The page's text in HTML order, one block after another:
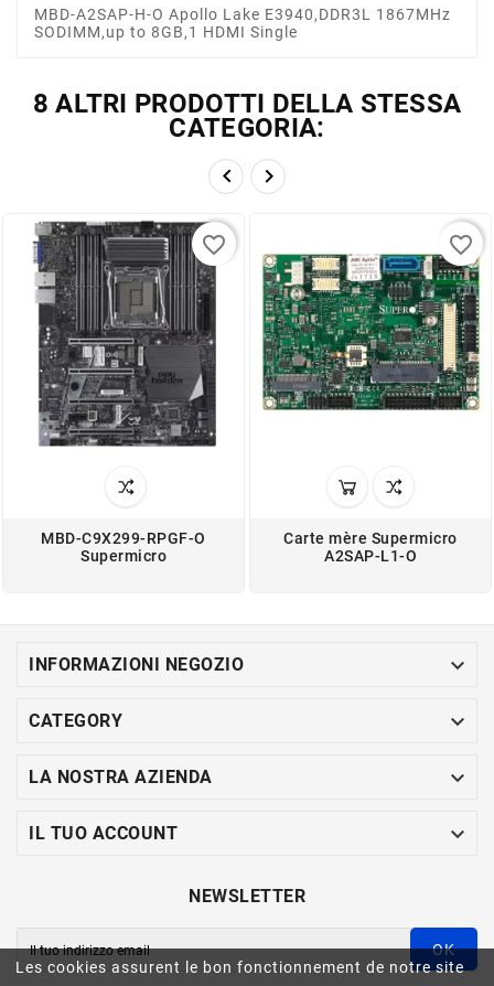
Les cookies assurent le bon fonctionnement de notre site
MBD-A2SAP-H-O Apollo Lake E3940,DDR3L 1867MHz
SODIMM,up to 8GB,1 HDMI Single
8 ALTRI PRODOTTI DELLA STESSA
CATEGORIA:
 
MBD-C9X299-RPGF-O
Supermicro
favorite_border
Carte mère Supermicro
A2SAP-L1-O
favorite_border
INFORMAZIONI NEGOZIO 
CATEGORY 
LA NOSTRA AZIENDA 
IL TUO ACCOUNT 
NEWSLETTER
OK